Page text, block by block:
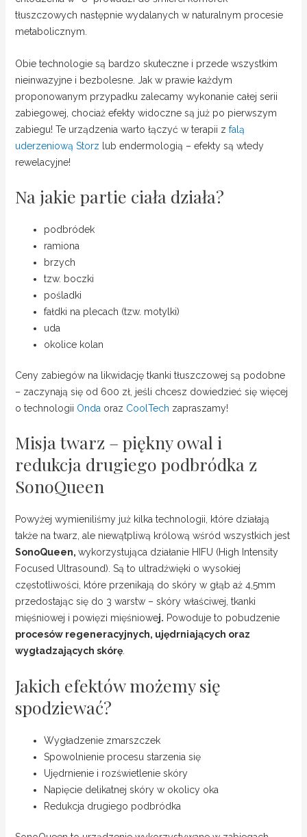
tłuszczowych następnie wydalanych w naturalnym procesie
metabolicznym.
Obie technologie są bardzo skuteczne i przede wszystkim
nieinwazyjne i bezbolesne. Jak w prawie każdym
proponowanym przypadku zalecamy wykonanie całej serii
zabiegowej, chociaż efekty widoczne są już po pierwszym
zabiegu! Te urządzenia warto łączyć w terapii z falą
uderzeniową Storz lub endermologią – efekty są wtedy
rewelacyjne!
Na jakie partie ciała działa?
podbródek
ramiona
brzych
tzw. boczki
pośladki
fałdki na plecach (tzw. motylki)
uda
okolice kolan
Ceny zabiegów na likwidację tkanki tłuszczowej są podobne
– zaczynają się od 600 zł, jeśli chcesz dowiedzieć się więcej
o technologii Onda oraz CoolTech zapraszamy!
Misja twarz – piękny owal i
redukcja drugiego podbródka z
SonoQueen
Powyżej wymieniliśmy już kilka technologii, które działają
także na twarz, ale niewątpliwą królową wśród wszystkich jest
SonoQueen, wykorzystująca działanie HIFU (High Intensity
Focused Ultrasound). Są to ultradźwięki o wysokiej
częstotliwości, które przenikają do skóry w głąb aż 4,5mm
przedostając się do 3 warstw – skóry właściwej, tkanki
mięśniowej i powięzi mięśniowej. Powoduje to pobudzenie
procesów regeneracyjnych, ujędrniających oraz
wygładzających skórę.
Jakich efektów możemy się
spodziewać?
Wygładzenie zmarszczek
Spowolnienie procesu starzenia się
Ujędrnienie i rozświetlenie skóry
Napięcie delikatnej skóry w okolicy oka
Redukcja drugiego podbródka